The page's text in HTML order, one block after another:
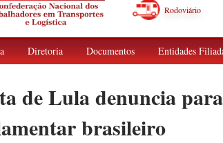
Rodoviário
Diretoria Documentos Entidades
de Lula denuncia
brasileiro